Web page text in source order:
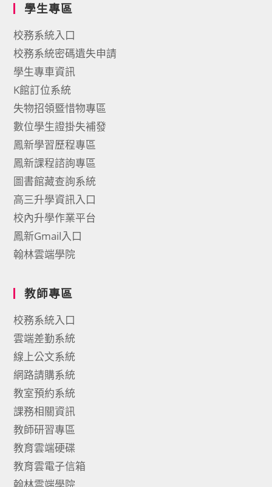
學生專區
校務系統入口
校務系統密碼遺失申請
學生專車資訊
K館訂位系統
失物招領暨惜物專區
數位學生證掛失補發
鳳新學習歷程專區
鳳新課程諮詢專區
圖書館藏查詢系統
高三升學資訊入口
校內升學作業平台
鳳新Gmail入口
翰林雲端學院
教師專區
校務系統入口
雲端差勤系統
線上公文系統
網路請購系統
教室預約系統
課務相關資訊
教師研習專區
教育雲端硬碟
教育雲電子信箱